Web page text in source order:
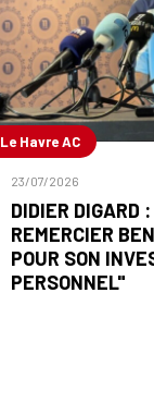
Le Havre AC
23/07/2026
DIDIER
REMERCIER
POUR SON
PERSONNEL"